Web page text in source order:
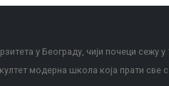
у Београду, чији почеци
модерна школа која прати